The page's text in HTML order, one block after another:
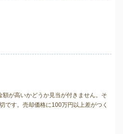
が高いかどうか見当が付きません。そ
です。売却価格に100万円以上差がつく